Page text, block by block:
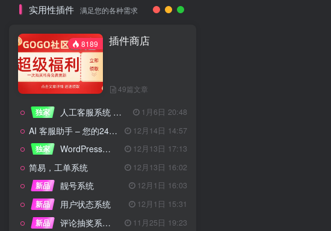
实用性插件 满足您的各种需求
8189 插件商店
49篇文章
独家 人工客服系统 技术开发文档 1月6日 20:48
AI 客服助手 – 您的24/7智能客服专家
12月14日 14:57
独家
WordPress设备管理器插件 – 专业版 12月13日 17:13
简易，工单系统
12月13日 16:02
新品
靓号系统
12月1日 16:03
新品
用户状态系统
12月1日 15:31
新品
评论抽奖系统 – 完整功能详解
11月25日 19:23